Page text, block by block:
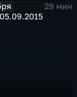
29 мин